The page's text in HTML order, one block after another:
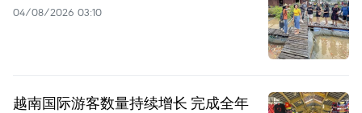
04/08/2026 03:10
越南国际游客数量持续增长 完成全年